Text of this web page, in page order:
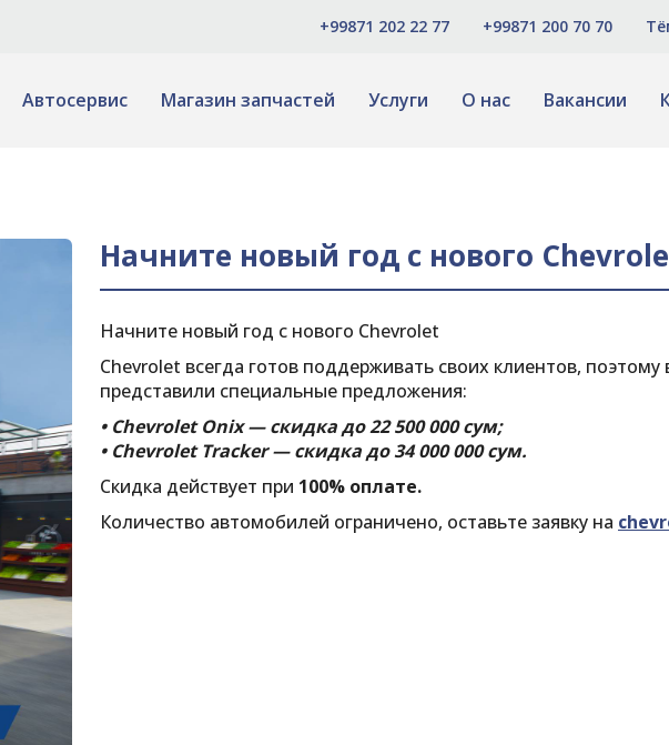
+99871 202 22 77 +99871 200 70 70
Автосервис Магазин запчастей Услуги О нас Вакансии
Начните новый год с нового
Начните новый год с нового Chevrolet
Chevrolet всегда готов поддерживать своих клиентов,
представили специальные предложения:
• Chevrolet Onix — скидка до 22 500 000 сум;
• Chevrolet Tracker — скидка до 34 000 000 сум.
Скидка действует при 100% оплате.
Количество автомобилей ограничено, оставьте заявку на